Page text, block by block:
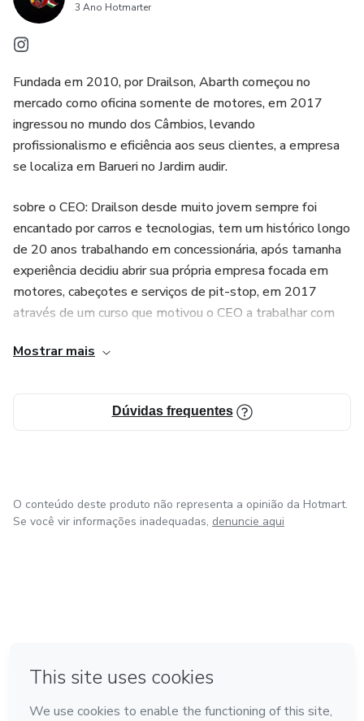
3 Ano Hotmarter
Fundada em 2010, por Drailson, Abarth começou no
mercado como oficina somente de motores, em 2017
ingressou no mundo dos Câmbios, levando
profissionalismo e eficiência aos seus clientes, a empresa
se localiza em Barueri no Jardim audir.
sobre o CEO: Drailson desde muito jovem sempre foi
encantado por carros e tecnologias, tem um histórico longo
de 20 anos trabalhando em concessionária, após tamanha
experiência decidiu abrir sua própria empresa focada em
motores, cabeçotes e serviços de pit-stop, em 2017
através de um curso que motivou o CEO a trabalhar com
Mostrar mais
Dúvidas frequentes
O conteúdo deste produto não representa a opinião da Hotmart.
Se você vir informações inadequadas, denuncie aqui
Feito com ❤ na Cidade do México